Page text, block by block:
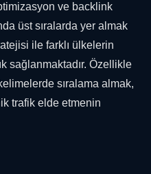
ve backlink
üst sıralarda yer almak
ile farklı ülkelerin
sağlanmaktadır. Özellikle
sıralama almak,
trafik elde etmenin